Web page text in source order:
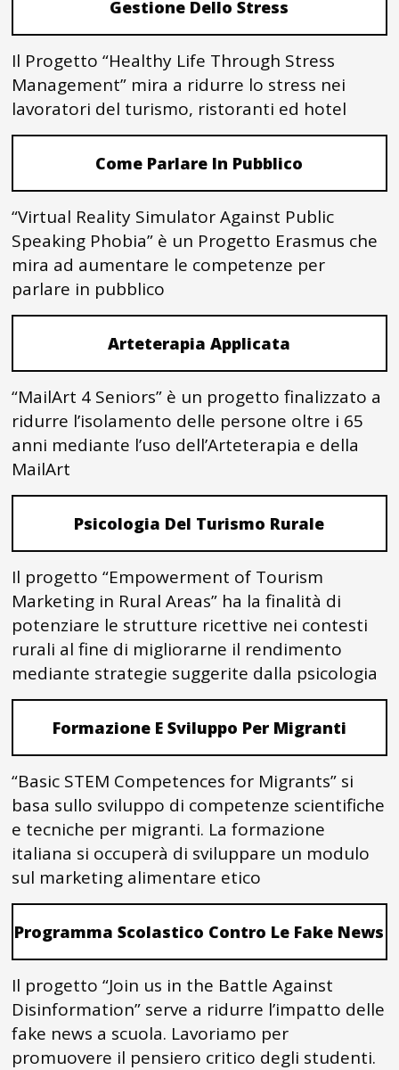
Gestione Dello Stress
Il Progetto “Healthy Life Through Stress
Management” mira a ridurre lo stress nei
lavoratori del turismo, ristoranti ed hotel
Come Parlare In Pubblico
“Virtual Reality Simulator Against Public
Speaking Phobia” è un Progetto Erasmus che
mira ad aumentare le competenze per
parlare in pubblico
Arteterapia Applicata
“MailArt 4 Seniors” è un progetto finalizzato a
ridurre l’isolamento delle persone oltre i 65
anni mediante l’uso dell’Arteterapia e della
MailArt
Psicologia Del Turismo Rurale
Il progetto “Empowerment of Tourism
Marketing in Rural Areas” ha la finalità di
potenziare le strutture ricettive nei contesti
rurali al fine di migliorarne il rendimento
mediante strategie suggerite dalla psicologia
Formazione E Sviluppo Per Migranti
“Basic STEM Competences for Migrants” si
basa sullo sviluppo di competenze scientifiche
e tecniche per migranti. La formazione
italiana si occuperà di sviluppare un modulo
sul marketing alimentare etico
Programma Scolastico Contro Le Fake News
Il progetto “Join us in the Battle Against
Disinformation” serve a ridurre l’impatto delle
fake news a scuola. Lavoriamo per
promuovere il pensiero critico degli studenti.